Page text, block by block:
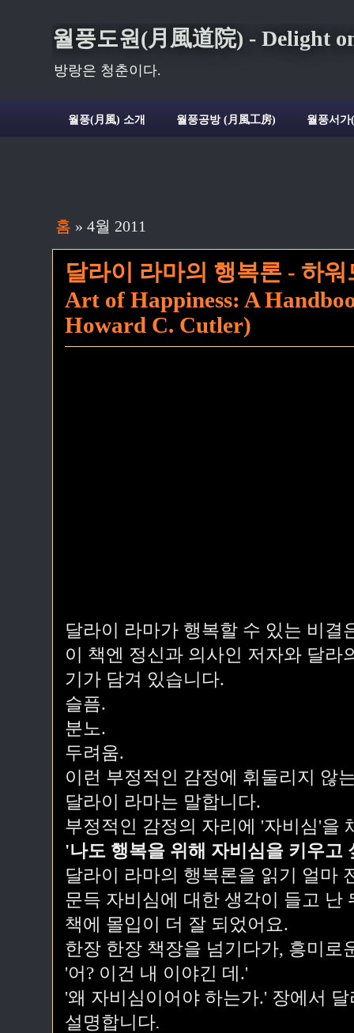
월풍도원(月風道院) - Delight
방랑은 청춘이다.
월풍(月風) 소개 월풍공방 (月風工房) 월풍서
홈 » 4월 2011
달라이 라마의 행복론 - 하
Art of Happiness: A
Howard C. Cutler)
달라이 라마가 행복할 수 있는 비결
이 책엔 정신과 의사인 저자와 달라
기가 담겨 있습니다.
슬픔.
분노.
두려움.
이런 부정적인 감정에 휘둘리지 않
달라이 라마는 말합니다.
부정적인 감정의 자리에 '자비심'을
'나도 행복을 위해 자비심을 키우고
달라이 라마의 행복론을 읽기 얼마
문득 자비심에 대한 생각이 들고 난
책에 몰입이 더 잘 되었어요.
한장 한장 책장을 넘기다가, 흥미로
'어? 이건 내 이야긴 데.'
'왜 자비심이어야 하는가.' 장에서
설명합니다.